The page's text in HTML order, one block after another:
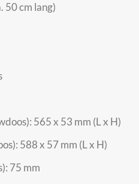
50 cm lang)
565 x 53 mm (L x H)
588 x 57 mm (L x H)
75 mm